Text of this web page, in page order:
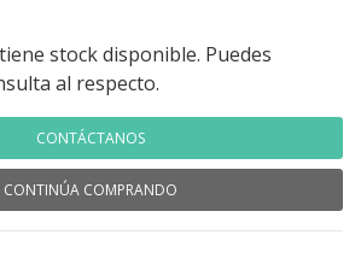
stock disponible. Puedes
al respecto.
CONTÁCTANOS
CONTINÚA COMPRANDO